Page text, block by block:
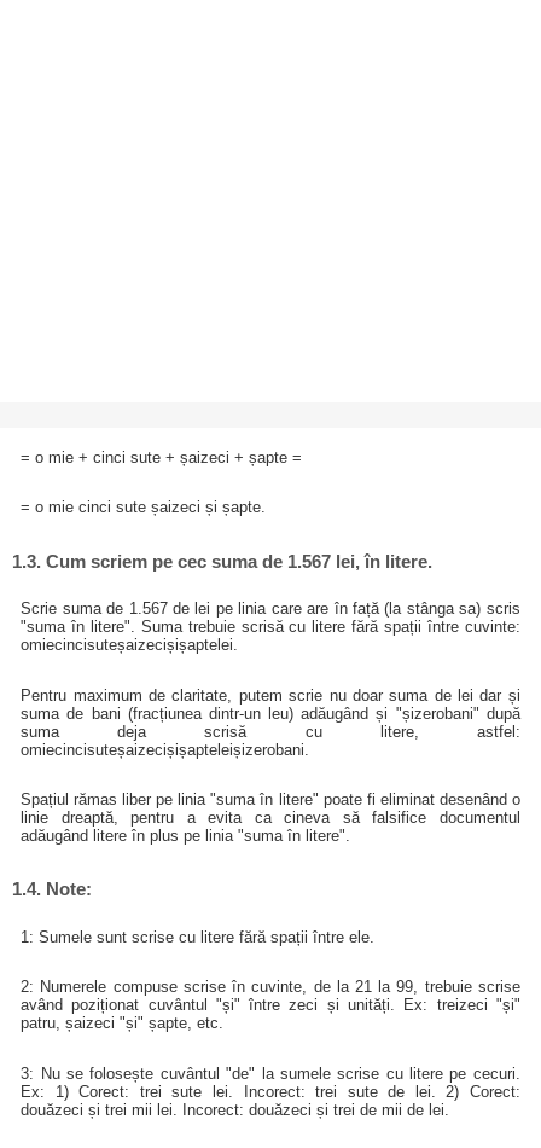
= o mie + cinci sute + șaizeci + șapte =
= o mie cinci sute șaizeci și șapte.
1.3. Cum scriem pe cec suma de 1.567 lei, în litere.
Scrie suma de 1.567 de lei pe linia care are în față (la stânga sa) scris
"suma în litere". Suma trebuie scrisă cu litere fără spații între cuvinte:
omiecincisuteșaizecișișaptelei.
Pentru maximum de claritate, putem scrie nu doar suma de lei dar și
suma de bani (fracțiunea dintr-un leu) adăugând și "șizerobani" după
suma deja scrisă cu litere, astfel:
omiecincisuteșaizecișișapteleișizerobani.
Spațiul rămas liber pe linia "suma în litere" poate fi eliminat desenând o
linie dreaptă, pentru a evita ca cineva să falsifice documentul
adăugând litere în plus pe linia "suma în litere".
1.4. Note:
1: Sumele sunt scrise cu litere fără spații între ele.
2: Numerele compuse scrise în cuvinte, de la 21 la 99, trebuie scrise
având poziționat cuvântul "și" între zeci și unități. Ex: treizeci "și"
patru, șaizeci "și" șapte, etc.
3: Nu se folosește cuvântul "de" la sumele scrise cu litere pe cecuri.
Ex: 1) Corect: trei sute lei. Incorect: trei sute de lei. 2) Corect:
douăzeci și trei mii lei. Incorect: douăzeci și trei de mii de lei.